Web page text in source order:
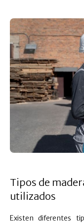
Tipos de
utilizados
Existen diferentes